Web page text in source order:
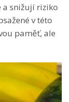
a snižují riziko
v této
paměť, ale